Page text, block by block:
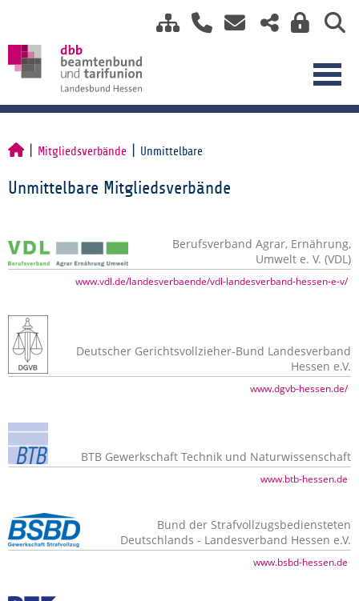
Mitgliedsverbände Unmittelbare
Unmittelbare Mitgliedsverbände
Berufsverband Agrar, Ernährung,
Umwelt e. V. (VDL)
www.vdl.de/landesverbaende/vdl-landesverband-hessen-e-v/
Deutscher Gerichtsvollzieher-Bund Landesverband
Hessen e.V.
www.dgvb-hessen.de/
BTB Gewerkschaft Technik und Naturwissenschaft
www.btb-hessen.de
Bund der Strafvollzugsbediensteten
Deutschlands - Landesverband Hessen e.V.
www.bsbd-hessen.de